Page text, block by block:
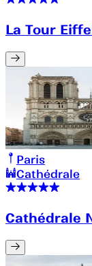
La Tour
Paris
Cathédrale
Cathédrale